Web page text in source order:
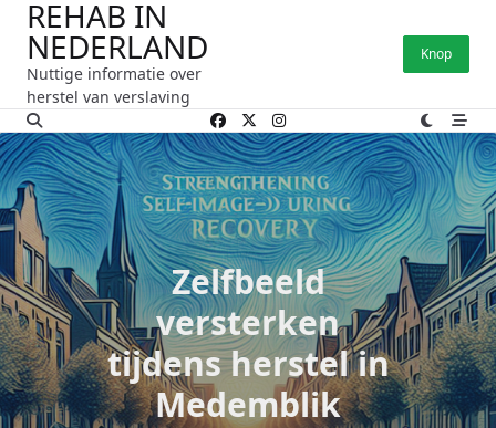
naar
inhoud
REHAB IN
NEDERLAND
Nuttige informatie over
herstel van verslaving
Knop
Zelfbeeld
versterken
tijdens herstel in
Medemblik